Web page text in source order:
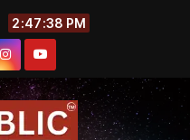
2:47:39 PM